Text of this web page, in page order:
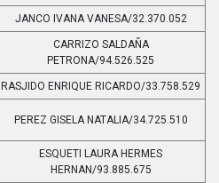
JANCO IVANA VANESA/32.370.052
CARRIZO SALDAÑA
PETRONA/94.526.525
RASJIDO ENRIQUE RICARDO/33.758.529
PEREZ GISELA NATALIA/34.725.510
ESQUETI LAURA HERMES
HERNAN/93.885.675